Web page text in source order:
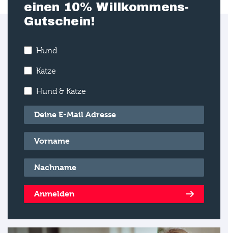
einen 10% Willkommens-
Gutschein!
Hund
Katze
Hund & Katze
E-Mail*
Vorname*
Nachname*
Anmelden